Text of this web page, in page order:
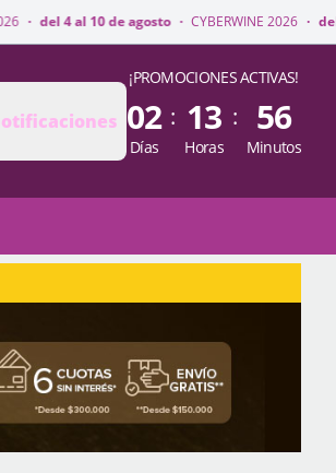
agosto · CYBERWINE 2026 · del 4 al 10 de
¡PROMOCIONES ACTIVAS!
02
Días
: 13
Horas
: 56
Minutos